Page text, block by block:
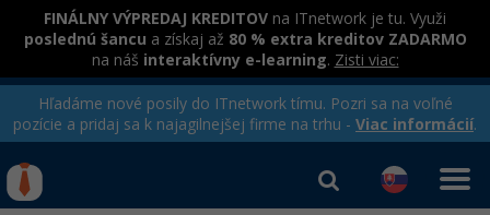
FINÁLNY VÝPREDAJ KREDITOV na ITnetwork je tu. Využi
poslednú šancu a získaj až 80 % extra kreditov ZADARMO
na náš interaktívny e-learning. Zisti viac:
Hľadáme nové posily do ITnetwork tímu. Pozri sa na voľné
pozície a pridaj sa k najagilnejšej firme na trhu - Viac informácií.